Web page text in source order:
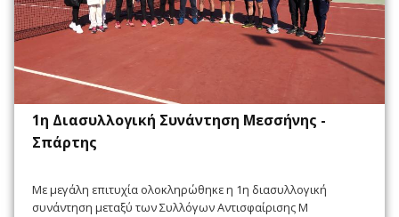
1η Διασυλλογική Συνάντηση Μεσσήνης -
Σπάρτης
Με μεγάλη επιτυχία ολοκληρώθηκε η 1η διασυλλογική
συνάντηση μεταξύ των Συλλόγων Αντισφαίρισης Μ